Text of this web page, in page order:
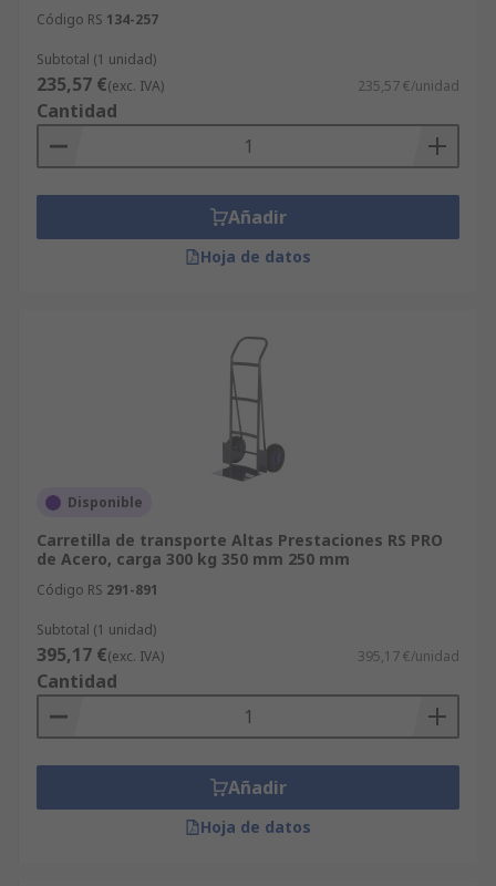
Código RS 134-257
Subtotal (1 unidad)
235,57 €(exc. IVA) 235,57 €/unidad
Cantidad
Añadir
Hoja de datos
Disponible
Carretilla de transporte Altas Prestaciones RS PRO
de Acero, carga 300 kg 350 mm 250 mm
Código RS 291-891
Subtotal (1 unidad)
395,17 €(exc. IVA) 395,17 €/unidad
Cantidad
Añadir
Hoja de datos